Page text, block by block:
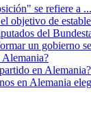
se refiere a ...
objetivo de
del
un gobierno
Alemania?
en Alemania?
en Alemania